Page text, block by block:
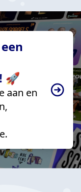
🚀
aan en